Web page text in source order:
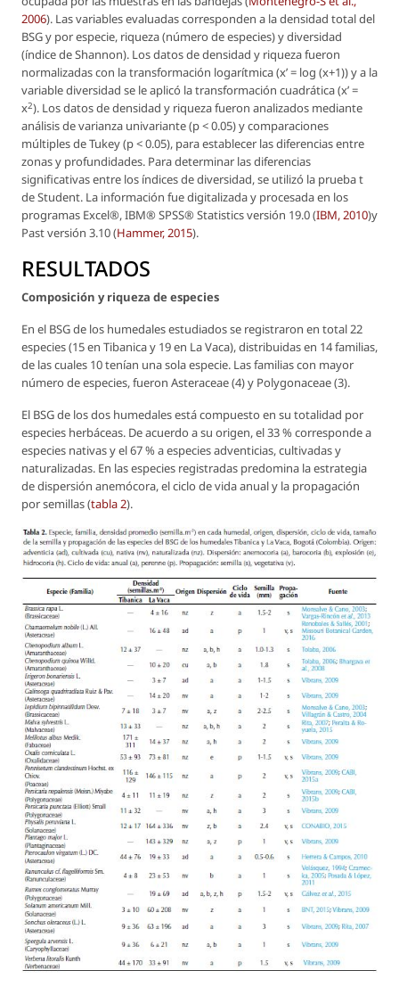
2006). Las variables evaluadas corresponden a la densidad total del
BSG y por especie, riqueza (número de especies) y diversidad
(índice de Shannon). Los datos de densidad y riqueza fueron
normalizadas con la transformación logarítmica (x’ = log (x+1)) y a la
variable diversidad se le aplicó la transformación cuadrática (x’ =
x2). Los datos de densidad y riqueza fueron analizados mediante
análisis de varianza univariante (p < 0.05) y comparaciones
múltiples de Tukey (p < 0.05), para establecer las diferencias entre
zonas y profundidades. Para determinar las diferencias
significativas entre los índices de diversidad, se utilizó la prueba t
de Student. La información fue digitalizada y procesada en los
programas Excel®, IBM® SPSS® Statistics versión 19.0 (IBM, 2010)y
Past versión 3.10 (Hammer, 2015).
RESULTADOS
Composición y riqueza de especies
En el BSG de los humedales estudiados se registraron en total 22
especies (15 en Tibanica y 19 en La Vaca), distribuidas en 14 familias,
de las cuales 10 tenían una sola especie. Las familias con mayor
número de especies, fueron Asteraceae (4) y Polygonaceae (3).
El BSG de los dos humedales está compuesto en su totalidad por
especies herbáceas. De acuerdo a su origen, el 33 % corresponde a
especies nativas y el 67 % a especies adventicias, cultivadas y
naturalizadas. En las especies registradas predomina la estrategia
de dispersión anemócora, el ciclo de vida anual y la propagación
por semillas (tabla 2).